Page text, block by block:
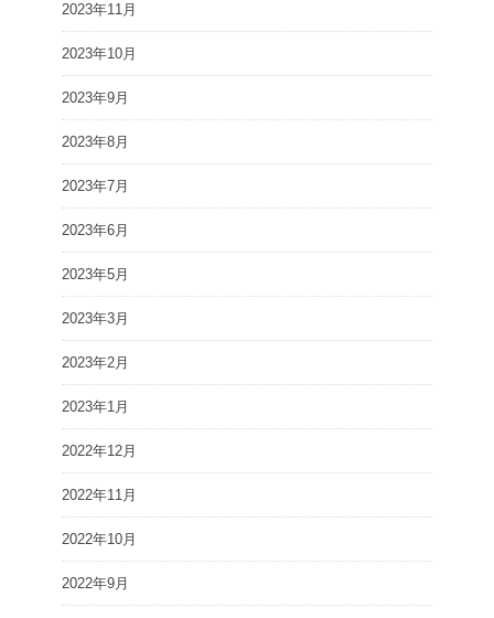
2023年11月
2023年10月
2023年9月
2023年8月
2023年7月
2023年6月
2023年5月
2023年3月
2023年2月
2023年1月
2022年12月
2022年11月
2022年10月
2022年9月